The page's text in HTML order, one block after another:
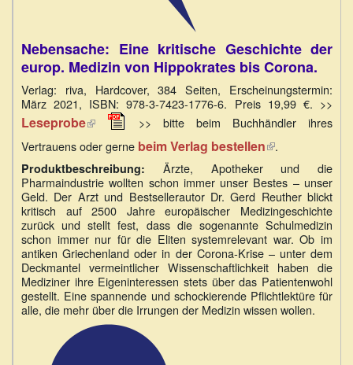
Nebensache: Eine kritische Geschichte der
europ. Medizin von Hippokrates bis Corona.
Verlag: riva, Hardcover, 384 Seiten, Erscheinungstermin:
März 2021, ISBN: 978-3-7423-1776-6. Preis 19,99 €. >>
Leseprobe(Link
extern)
>> bitte beim Buchhändler ihres
Vertrauens oder gerne beim Verlag bestellen(Link
extern)
.
Produktbeschreibung: Ärzte, Apotheker und die
Pharmaindustrie wollten schon immer unser Bestes – unser
Geld. Der Arzt und Bestsellerautor Dr. Gerd Reuther blickt
kritisch auf 2500 Jahre europäischer Medizingeschichte
zurück und stellt fest, dass die sogenannte Schulmedizin
schon immer nur für die Eliten systemrelevant war. Ob im
antiken Griechenland oder in der Corona-Krise – unter dem
Deckmantel vermeintlicher Wissenschaftlichkeit haben die
Mediziner ihre Eigeninteressen stets über das Patientenwohl
gestellt. Eine spannende und schockierende Pflichtlektüre für
alle, die mehr über die Irrungen der Medizin wissen wollen.